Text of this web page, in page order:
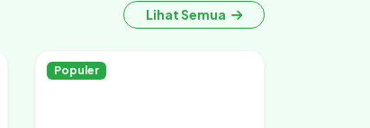
Lihat Semua
Populer